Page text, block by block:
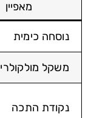
מאפיין
נוסחה כימית
משקל מולקולרי
נקודת התכה